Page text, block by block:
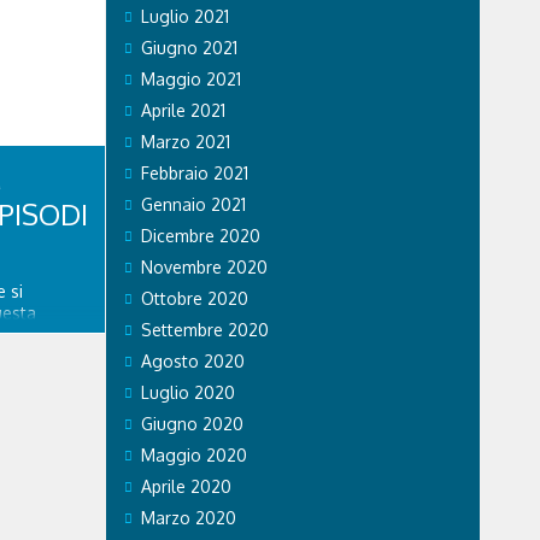
si
Luglio 2021
Giugno 2021
Maggio 2021
Aprile 2021
Marzo 2021
Febbraio 2021
Gennaio 2021
Dicembre 2020
Novembre 2020
Ottobre 2020
Settembre 2020
Agosto 2020
Luglio 2020
Giugno 2020
Maggio 2020
Aprile 2020
Marzo 2020